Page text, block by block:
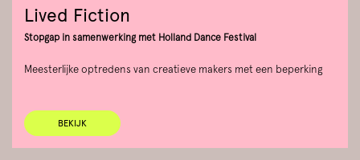
Lived Fiction
Stopgap in samenwerking met Holland Dance Festival
Meesterlijke optredens van creatieve makers met een beperking
BEKIJK